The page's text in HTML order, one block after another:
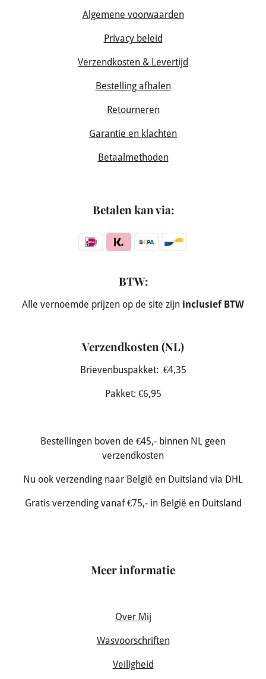
Algemene voorwaarden
Privacy beleid
Verzendkosten & Levertijd
Bestelling afhalen
Retourneren
Garantie en klachten
Betaalmethoden
Betalen kan via:
BTW:
Alle vernoemde prijzen op de site zijn inclusief BTW
Verzendkosten (NL)
Brievenbuspakket: €4,35
Pakket: €6,95
Bestellingen boven de €45,- binnen NL geen
verzendkosten
Nu ook verzending naar België en Duitsland via DHL
Gratis verzending vanaf €75,- in België en Duitsland
Meer informatie
Over Mij
Wasvoorschriften
Veiligheid